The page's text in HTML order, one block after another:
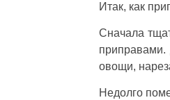
Итак, как
Сначала
приправами.
овощи,
Недолго